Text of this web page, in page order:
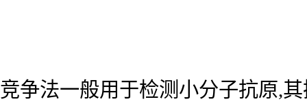
竞争法一般用于检测小分子抗原,